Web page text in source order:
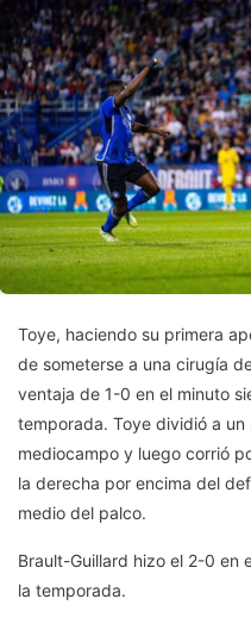
Toye, haciendo su primera
de someterse a una cirugía
ventaja de 1-0 en el minuto
temporada. Toye dividió a
mediocampo y luego corrió
la derecha por encima del
medio del palco.
Brault-Guillard hizo el 2-0 en
la temporada.